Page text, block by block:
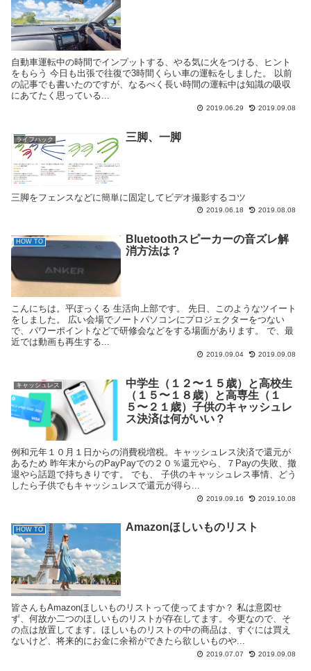
自動車運転中の時間でインプットする、やる気に火をつける、ヒント
をもらう 今日も出張で往復で3時間くらい車の運転をしました。 以前
の記事でも書いたのですが、なるべく長い時間の運転中は知識の吸収
にあてたく思っている...
2019.06.29 2019.09.08
ライフハック 三脚、一脚
三脚をフェンスなどに簡単に固定してビデオ撮影するコツ
2019.06.18 2019.08.08
HOW TO
Bluetoothスピーカーの音ズレ解
消方法は？
こんにちは。平ぽっくる 生活向上部です。 先日、このようなツイート
をしました。 広い会場でノートパソコンにプロジェクターをつない
で、パワーポイントなどで研修会などをする場面があります。 で、最
近では動画も再生する...
2019.09.04 2019.09.08
キャッシュレス
中学生（１２〜１５歳）と高校生
（１５〜１８歳）と高専生（１
５〜２１歳）子供のキャッシュレ
ス決済は何がいい？
例和元年１０月１日からの消費税増税。キャッシュレス決済で還元が
あるため 昨年末からのPayPayでの２０％還元やら、７Payの失敗、撤
退やら話題で持ちきりです。 でも、 子供のキャッシュレス事情、どう
したら子供でもキャッシュレスで還元が得ら...
2019.09.16 2019.10.08
HOW TO Amazonほしいものリスト
皆さんもAmazonほしいものリストって使ってますか？ 私は意図せ
ず、何故か二つのほしいものリストが存在してます。今更なので、そ
の点は放置してます。ほしいものリストの中の商品は、すぐには買え
ないけど、将来的にお金に余裕ができたら欲しいものや...
2019.07.07 2019.09.08